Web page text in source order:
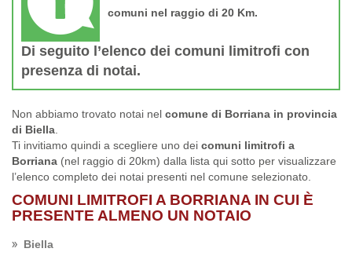
comuni nel raggio di 20 Km.
Di seguito l’elenco dei comuni limitrofi con
presenza di notai.
Non abbiamo trovato notai nel comune di Borriana in provincia
di Biella
Ti invitiamo quindi a scegliere uno dei comuni limitrofi a
Borriana (nel raggio di 20km) dalla lista qui sotto per visualizzare
l’elenco completo dei notai presenti nel comune selezionato.
COMUNI LIMITROFI A BORRIANA IN CUI È
PRESENTE ALMENO UN NOTAIO
Biella